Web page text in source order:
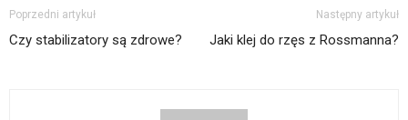
Poprzedni artykuł
Czy stabilizatory są zdrowe?
Następny artykuł
Jaki klej do rzęs z Rossmanna?